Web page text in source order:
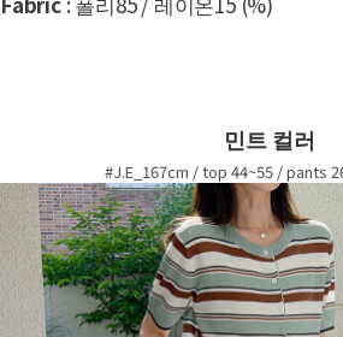
민트 컬러
#J.E_167cm / top 44~55 / pants